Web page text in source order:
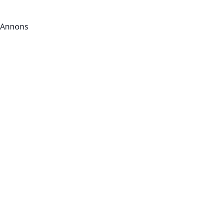
Annons